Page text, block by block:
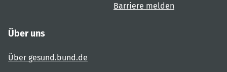
Barriere melden
Über uns
Über gesund.bund.de